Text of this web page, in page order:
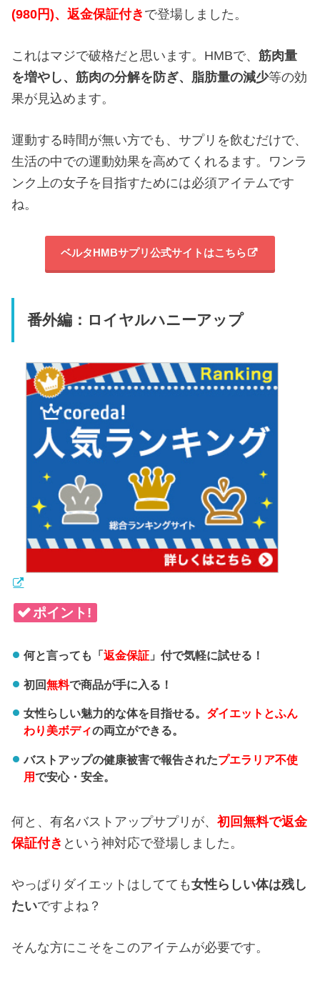
(980円)、返金保証付き で登場しました。
これはマジで破格だと思います。HMBで、筋肉量
を増やし、筋肉の分解を防ぎ、 脂肪量の減少等の効
果が見込めます。
運動する時間が無い方でも、サプリを飲むだけで、
生活の中での運動効果を高めてくれるます。ワンラ
ンク上の女子を目指すためには必須アイテムです
ね。
ベルタHMBサプリ公式サイトはこちら
番外編：ロイヤルハニーアップ
ポイント!
何と言っても「返金保証」付で気軽に試せる！
初回無料で商品が手に入る！
女性らしい魅力的な体を目指せる。 ダイエットとふん
わり美ボディの両立ができる。
バストアップの健康被害で報告されたプエラリア不使
用で安心・安全。
何と、有名バストアップサプリが、初回無料で返金
保証付き という神対応で登場しました。
やっぱりダイエットはしてても女性らしい体は残し
たいですよね？
そんな方にこそをこのアイテムが必要です。